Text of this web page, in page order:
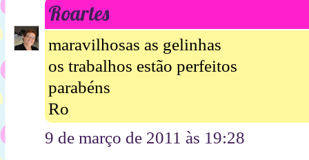
Roartes
maravilhosas as gelinhas
os trabalhos estão perfeitos
parabéns
Ro
9 de março de 2011 às 19:28